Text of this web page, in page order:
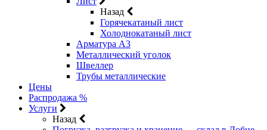
Назад
Горячекатаный лист
Холоднокатаный лист
Арматура А3
Металлический уголок
Швеллер
Трубы металлические
Цены
Распродажа %
Услуги
Назад